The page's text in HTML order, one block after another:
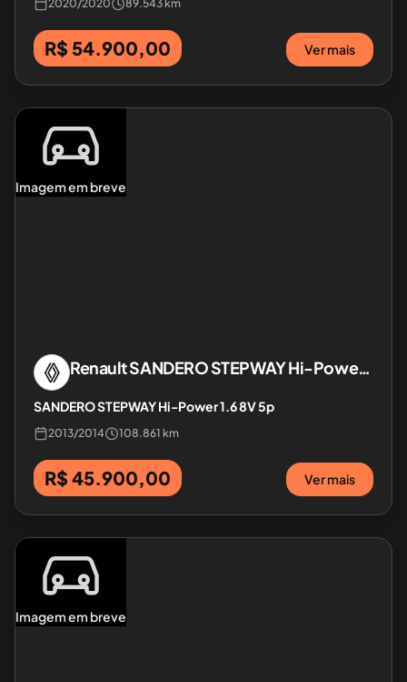
2020/2020 89.543 km
R$ 54.900,00 Ver mais
Imagem em breve
RenaultSANDERO STEPWAY Hi-Power 1.6 8V 5p
SANDERO STEPWAY Hi-Power 1.6 8V 5p
2013/2014 108.861 km
R$ 45.900,00 Ver mais
Imagem em breve